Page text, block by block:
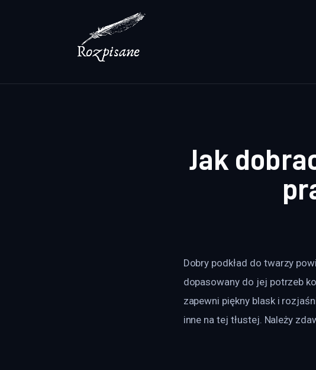
Jak
Dobry podkład do twarzy
dopasowany do jej potrzeb
zapewni piękny blask i
inne na tej tłustej. Należy